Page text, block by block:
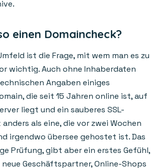
einen Domaincheck?
ist die Frage, mit wem man es zu
wichtig. Auch ohne Inhaberdaten
Angaben einiges
die seit 15 Jahren online ist, auf
liegt und ein sauberes SSL-
als eine, die vor zwei Wochen
irgendwo übersee gehostet ist. Das
Prüfung, gibt aber ein erstes Gefühl,
Geschäftspartner, Online-Shops